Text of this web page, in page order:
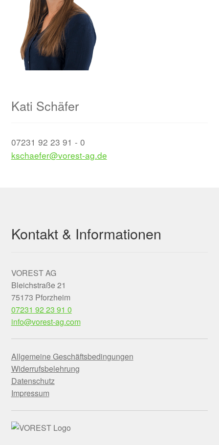
Kati Schäfer
07231 92 23 91 - 0
kschaefer@vorest-ag.de
Kontakt & Informationen
VOREST AG
Bleichstraße 21
75173 Pforzheim
07231 92 23 91 0
info@vorest-ag.com
Allgemeine Geschäftsbedingungen
Widerrufsbelehrung
Datenschutz
Impressum